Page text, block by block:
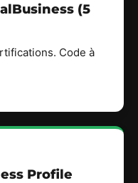
(5
Code à
Profile